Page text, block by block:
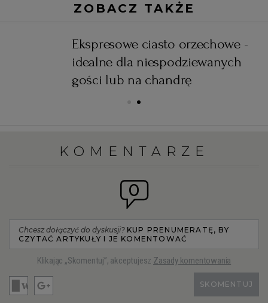
ZOBACZ TAKŻE
Ekspresowe ciasto orzechowe -
idealne dla niespodziewanych
gości lub na chandrę
KOMENTARZE
0
Chcesz dołączyć do dyskusji? KUP PRENUMERATĘ, BY
CZYTAĆ ARTYKUŁY I JE KOMENTOWAĆ
Klikając „Skomentuj”, akceptujesz Zasady komentowania
SKOMENTUJ